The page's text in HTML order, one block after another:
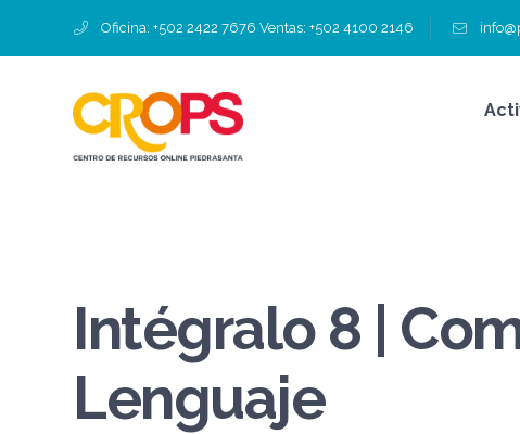
Oficina: +502 2422 7676 Ventas: +502 4100 2146
Intégralo 8 |
Lenguaje